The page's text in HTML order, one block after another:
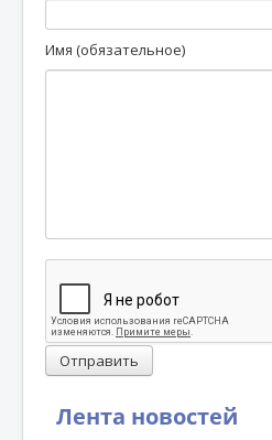
Лента новостей
Имя (обязательное)
Отправить